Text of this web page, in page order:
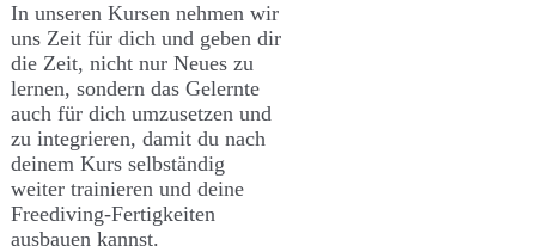
In unseren Kursen nehmen wir
uns Zeit für dich und geben dir
die Zeit, nicht nur Neues zu
lernen, sondern das Gelernte
auch für dich umzusetzen und
zu integrieren, damit du nach
deinem Kurs selbständig
weiter trainieren und deine
Freediving-Fertigkeiten
ausbauen kannst.